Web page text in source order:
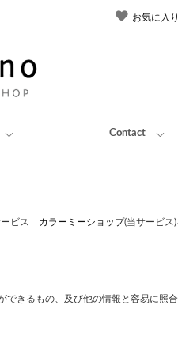
お気に入り
Contact
ービス カラーミーショップ(当サービス
きるもの、及び他の情報と容易に照